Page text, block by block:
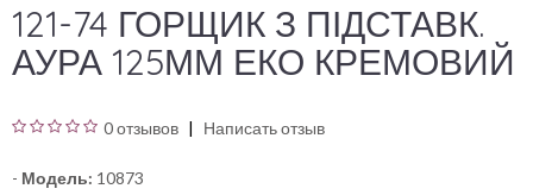
121-74 ГОРЩИК З ПІДСТАВК.
АУРА 125ММ ЕКО КРЕМОВИЙ
0 отзывов Написать отзыв
- Модель: 10873